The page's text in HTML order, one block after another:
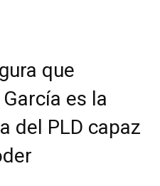
que
es la
del PLD capaz